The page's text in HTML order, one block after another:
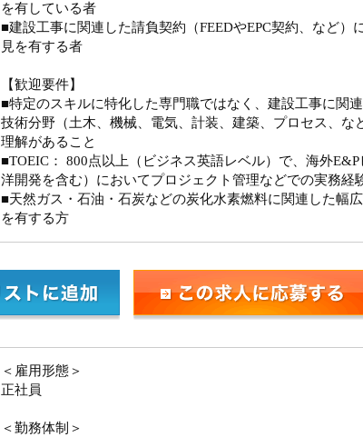
を有している者
■建設工事に関連した請負契約（FEEDやEPC契約、など）
見を有する者
【歓迎要件】
■特定のスキルに特化した専門職ではなく、建設工事に関
技術分野（土木、機械、電気、計装、建築、プロセス、な
理解があること
■TOEIC： 800点以上（ビジネス英語レベル）で、海外
洋開発を含む）においてプロジェクト管理などでの実務経
■天然ガス・石油・石炭などの炭化水素燃料に関連した幅
を有する方
＜雇用形態＞
正社員
＜勤務体制＞